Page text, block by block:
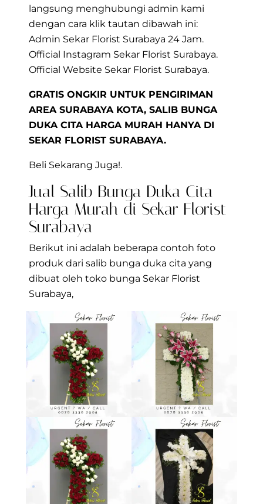
langsung menghubungi admin kami
dengan cara klik tautan dibawah ini:
Admin Sekar Florist Surabaya 24 Jam.
Official Instagram Sekar Florist Surabaya.
Official Website Sekar Florist Surabaya.
GRATIS ONGKIR UNTUK PENGIRIMAN
AREA SURABAYA KOTA, SALIB BUNGA
DUKA CITA HARGA MURAH HANYA DI
SEKAR FLORIST SURABAYA.
Beli Sekarang Juga!.
Jual Salib Bunga Duka Cita
Harga Murah di Sekar Florist
Surabaya
Berikut ini adalah beberapa contoh foto
produk dari salib bunga duka cita yang
dibuat oleh toko bunga Sekar Florist
Surabaya,